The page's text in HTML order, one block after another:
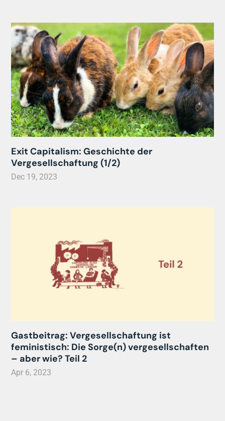
Exit Capitalism: Geschichte der
Vergesellschaftung (1/2)
Dec 19, 2023
Gastbeitrag: Vergesellschaftung ist
feministisch: Die Sorge(n) vergesellschaften
– aber wie? Teil 2
Apr 6, 2023